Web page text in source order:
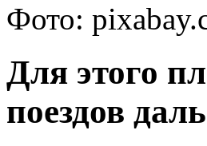
Фото:
Для этого
поездов